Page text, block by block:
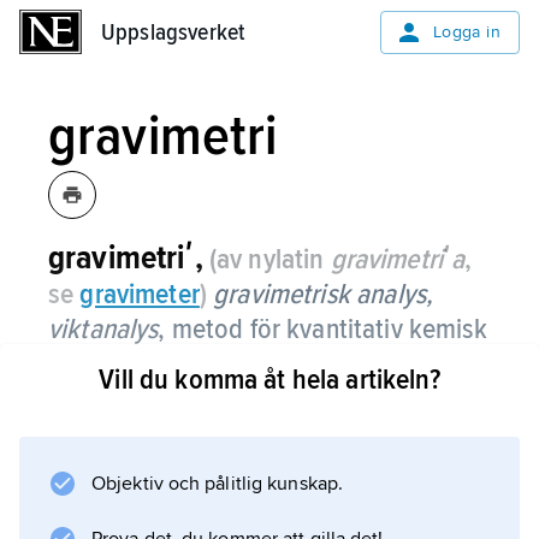
Uppslagsverket Logga in
gravimetri
gravimetriʹ, (av nylatin gravimetriʹa,
segravimeter) gravimetrisk analys,
viktanalys, metod för kvantitativ kemisk
analys som bygger på noggrann
vägning.
lösning till en svårlöslig kemisk förening med
Vill du komma åt hela artikeln?
Objektiv och pålitlig kunskap.